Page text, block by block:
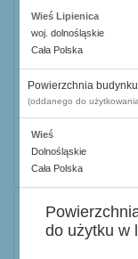
Wieś Lipienica
woj. dolnośląskie
Cała Polska
Powierzchnia
(oddanego do
Wieś
Dolnośląskie
Cała Polska
do użytku w